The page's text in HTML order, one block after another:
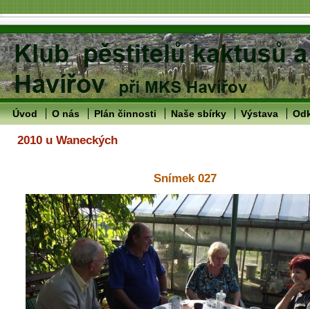
Úvod O nás Plán činnosti Naše sbírky Výstava
2010 u Waneckých
Snímek 027